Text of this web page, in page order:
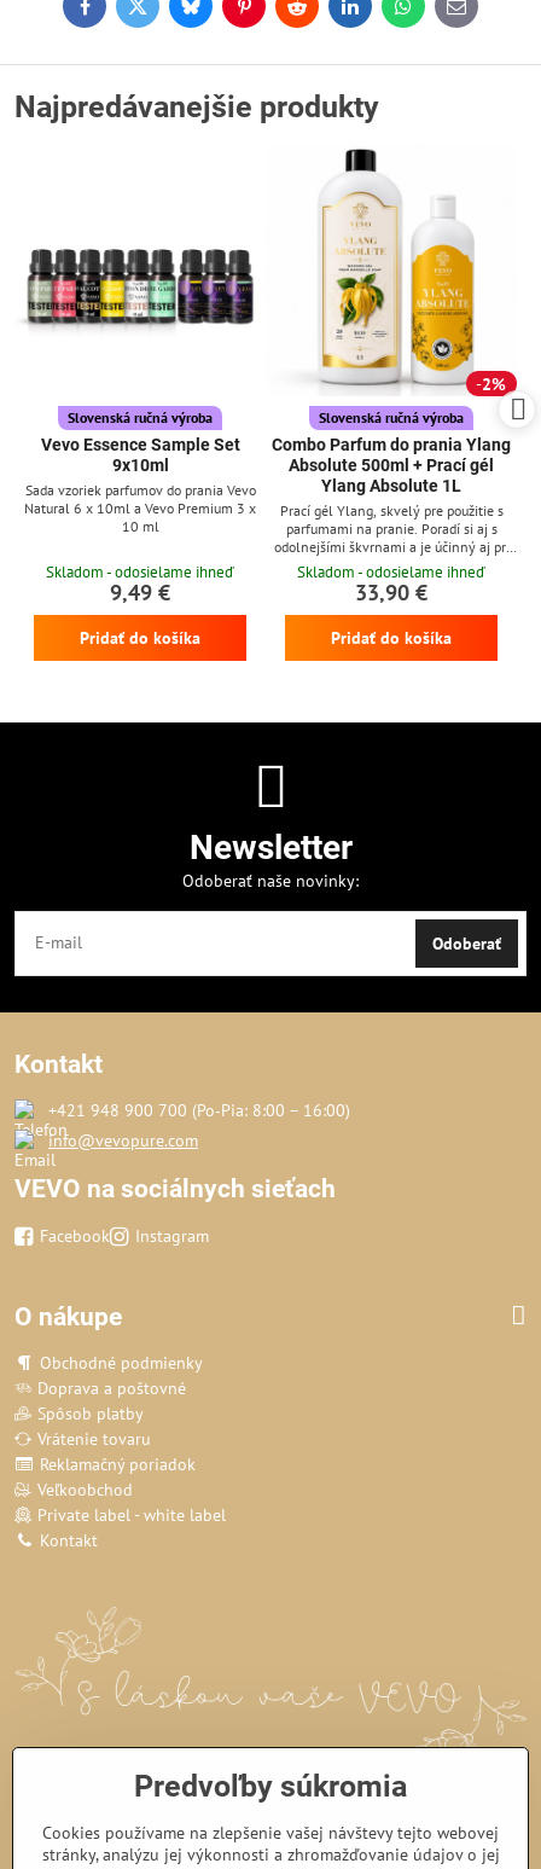
FacebookTwitterBlueskyPinterestReddit LinkedInWhatsApp
E-
mail
Najpredávanejšie produkty
Slovenská ručná výroba
Vevo Essence Sample Set
9x10ml
Sada vzoriek parfumov do prania Vevo
Natural 6 x 10ml a Vevo Premium 3 x
10 ml
Skladom - odosielame ihneď
9,49 €
Pridať do košíka
2%
Slovenská ručná výroba
Combo Parfum do prania Ylang
Absolute 500ml + Prací gél
Ylang Absolute 1L
Prací gél Ylang, skvelý pre použitie s
parfumami na pranie. Poradí si aj s
odolnejšími škvrnami a je účinný aj pri
nízkych teplotách
Skladom - odosielame ihneď
33,90 €
Pridať do košíka
Newsletter
Odoberať naše novinky:
Odoberať
Kontakt
+421 948 900 700 (Po‑Pia: 8:00 – 16:00)
info@vevopure.com
VEVO na sociálnych sieťach
Facebook Instagram
O nákupe
Obchodné podmienky
Doprava a poštovné
Spôsob platby
Vrátenie tovaru
Reklamačný poriadok
Veľkoobchod
Private label - white label
Kontakt
Predvoľby súkromia
Cookies používame na zlepšenie vašej návštevy tejto webovej
stránky, analýzu jej výkonnosti a zhromažďovanie údajov o jej